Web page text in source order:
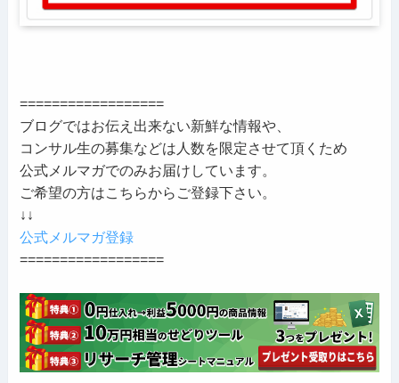
==================
ブログではお伝え出来ない新鮮な情報や、
コンサル生の募集などは人数を限定させて頂くため
公式メルマガでのみお届けしています。
ご希望の方はこちらからご登録下さい。
↓↓
公式メルマガ登録
==================